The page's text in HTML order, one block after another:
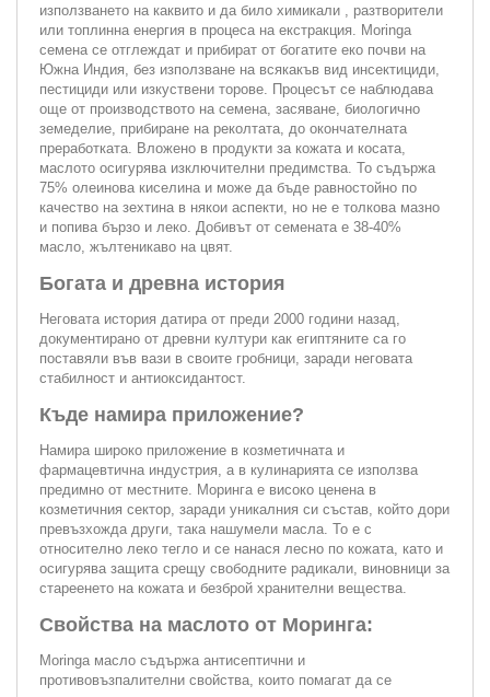
използването на каквито и да било химикали , разтворители
или топлинна енергия в процеса на екстракция. Moringa
семена се отглеждат и прибират от богатите еко почви на
Южна Индия, без използване на всякакъв вид инсектициди,
пестициди или изкуствени торове. Процесът се наблюдава
още от производството на семена, засяване, биологично
земеделие, прибиране на реколтата, до окончателната
преработката. Вложено в продукти за кожата и косата,
маслото осигурява изключителни предимства. То съдържа
75% олеинова киселина и може да бъде равностойно по
качество на зехтина в някои аспекти, но не е толкова мазно
и попива бързо и леко. Добивът от семената е 38-40%
масло, жълтеникаво на цвят.
Богата и древна история
Неговата история датира от преди 2000 години назад,
документирано от древни култури как египтяните са го
поставяли във вази в своите гробници, заради неговата
стабилност и антиоксидантост.
Къде намира приложение?
Намира широко приложение в козметичната и
фармацевтична индустрия, а в кулинарията се използва
предимно от местните. Моринга е високо ценена в
козметичния сектор, заради уникалния си състав, който дори
превъзхожда други, така нашумели масла. То е с
относително леко тегло и се нанася лесно по кожата, като и
осигурява защита срещу свободните радикали, виновници за
стареенето на кожата и безброй хранителни вещества.
Свойства на маслото от Моринга:
Moringa масло съдържа антисептични и
противовъзпалителни свойства, които помагат да се